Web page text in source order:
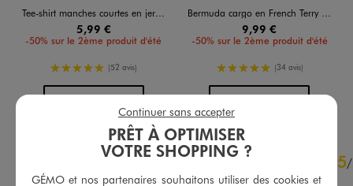
Tee-shirt manches courtes en jersey de coton flammé imprimé estival garçon
5,99 €
-50% sur le 2ème produit d'été
5/5 de moyenne
(52 avis)
AJOUTERAU PANIER
Bermuda cargo en French Terry garçon
9,99 €
-50% sur le 2ème produit d'été
5/5 de moyenne
(34 avis)
AJOUTERAU PANIER
5/5 5/
Avis vérifié et récompensé
PRÊT À OPTIMISER
VOTRE SHOPPING ?
GÉMO et nos partenaires souhaitons utiliser des cookies et
Continuer sans accepter